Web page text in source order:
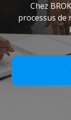
Chez
processus de